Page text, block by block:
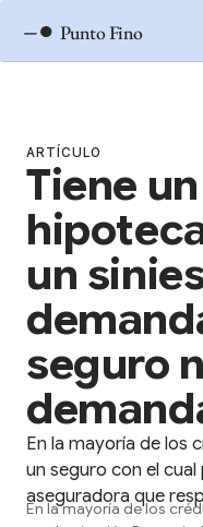
–● Punto Fino
ARTÍCULO
Tiene
un
seguro
En la mayoría de los
un seguro con el
aseguradora que
En la mayoría de los